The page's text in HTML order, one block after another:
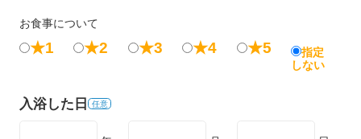
お食事について
★1 ★2 ★3 ★4 ★5
指定
しない
入浴した日 任意